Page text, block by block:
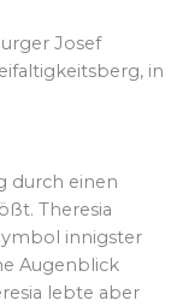
Josef
in
durch einen
Theresia
innigster
Augenblick
lebte aber